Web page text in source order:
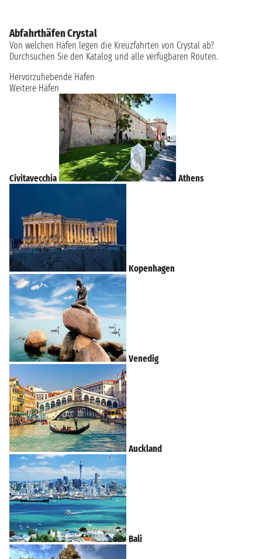
Abfahrthäfen Crystal
Von welchen Häfen legen die Kreuzfahrten von Crystal ab?
Durchsuchen Sie den Katalog und alle verfügbaren Routen.
Hervorzuhebende Hafen
Weitere Häfen
Civitavecchia Athens
Kopenhagen
Venedig
Auckland
Bali